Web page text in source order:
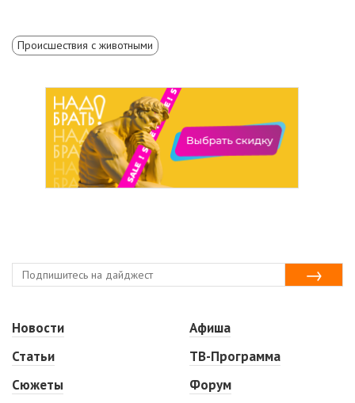
Происшествия с животными
Новости
Статьи
Сюжеты
Афиша
ТВ-Программа
Форум